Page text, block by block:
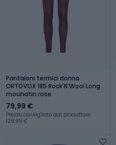
Pantaloni termici donna
ORTOVOX 185 Rock'N'Wool Long
mounatin rose
79,99 €
Prezzo consigliato dal produttore:
129,99 €